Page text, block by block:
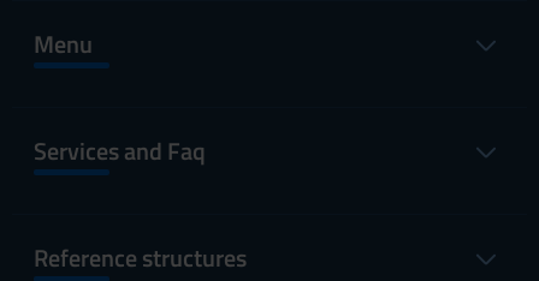
Menu
Services and Faq
Reference structures